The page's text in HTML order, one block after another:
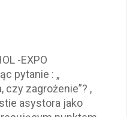
-EXPO
pytanie : „
zagrożenie”? ,
asystora jako